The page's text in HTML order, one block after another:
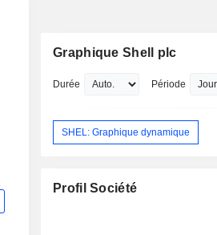
Graphique Shell plc
Durée Période
SHEL: Graphique dynamique
Profil Société